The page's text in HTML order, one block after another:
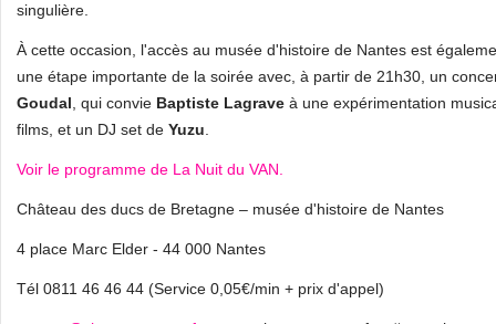
singulière.
À cette occasion, l'accès au musée d'histoire de Nantes est
une étape importante de la soirée avec, à partir de 21h30, un
Goudal , qui convie Baptiste Lagrave à une expérimentation
films, et un DJ set de Yuzu
Voir le programme de La Nuit du VAN.
Château des ducs de Bretagne – musée d'histoire de Nantes
4 place Marc Elder - 44 000 Nantes
Tél 0811 46 46 44 (Service 0,05€/min + prix d'appel)